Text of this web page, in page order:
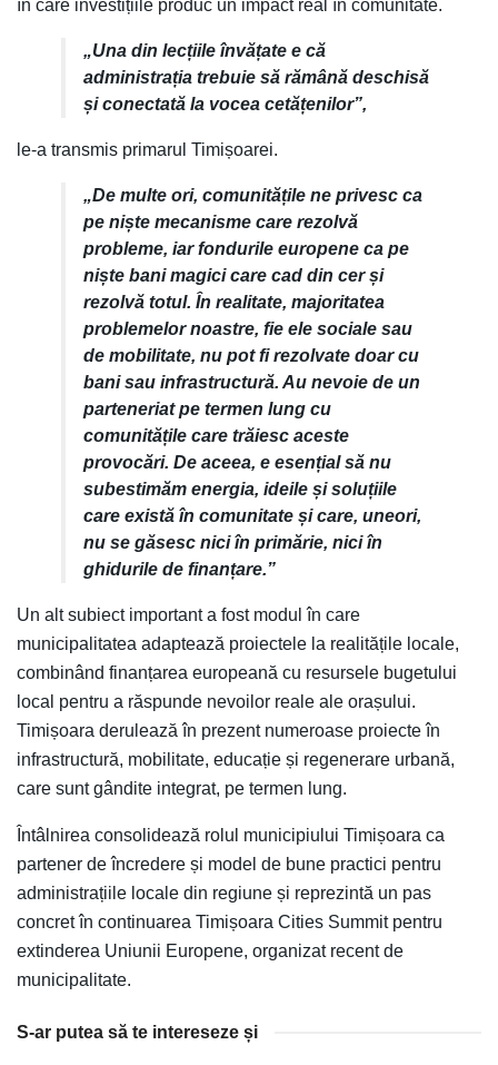
în care investițiile produc un impact real în comunitate.
„Una din lecțiile învățate e că
administrația trebuie să rămână deschisă
și conectată la vocea cetățenilor”,
le-a transmis primarul Timișoarei.
„De multe ori, comunitățile ne privesc ca
pe niște mecanisme care rezolvă
probleme, iar fondurile europene ca pe
niște bani magici care cad din cer și
rezolvă totul. În realitate, majoritatea
problemelor noastre, fie ele sociale sau
de mobilitate, nu pot fi rezolvate doar cu
bani sau infrastructură. Au nevoie de un
parteneriat pe termen lung cu
comunitățile care trăiesc aceste
provocări. De aceea, e esențial să nu
subestimăm energia, ideile și soluțiile
care există în comunitate și care, uneori,
nu se găsesc nici în primărie, nici în
ghidurile de finanțare.”
Un alt subiect important a fost modul în care
municipalitatea adaptează proiectele la realitățile locale,
combinând finanțarea europeană cu resursele bugetului
local pentru a răspunde nevoilor reale ale orașului.
Timișoara derulează în prezent numeroase proiecte în
infrastructură, mobilitate, educație și regenerare urbană,
care sunt gândite integrat, pe termen lung.
Întâlnirea consolidează rolul municipiului Timișoara ca
partener de încredere și model de bune practici pentru
administrațiile locale din regiune și reprezintă un pas
concret în continuarea Timișoara Cities Summit pentru
extinderea Uniunii Europene, organizat recent de
municipalitate.
S-ar putea să te intereseze și